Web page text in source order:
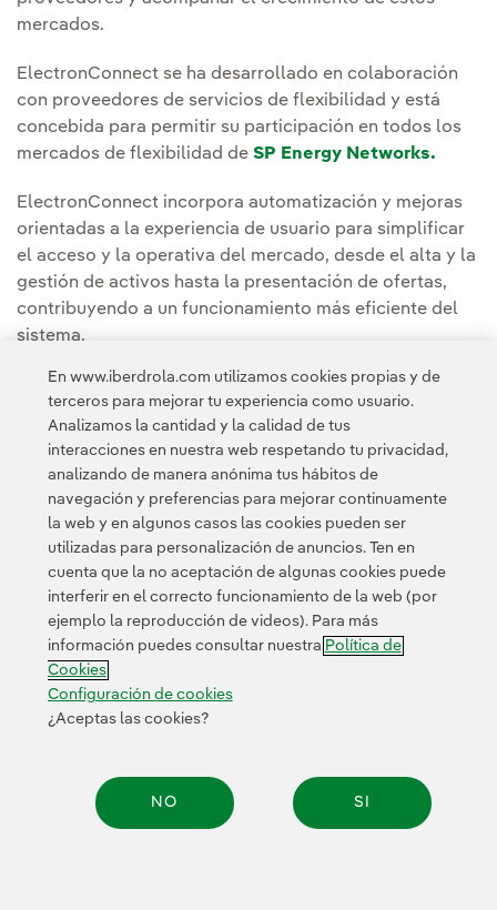
mercados.
ElectronConnect se ha desarrollado en colaboración
con proveedores de servicios de flexibilidad y está
concebida para permitir su participación en todos los
mercados de flexibilidad de SP Energy Networks.
ElectronConnect incorpora automatización y mejoras
orientadas a la experiencia de usuario para simplificar
el acceso y la operativa del mercado, desde el alta y la
gestión de activos hasta la presentación de ofertas,
contribuyendo a un funcionamiento más eficiente del
sistema.
Puedes leer la noticia completa en la Sala de
comunicación deScottishPower Energy Networks.
Contacta Política de Privacidad Información legal
Transparencia en el uso de la IA Política de cookies
Configuración de cookies Accesibilidad Canal de denuncias
© 2026 Iberdrola, S.A. Reservados todos los derechos.
En www.iberdrola.com utilizamos cookies propias y de
terceros para mejorar tu experiencia como usuario.
Analizamos la cantidad y la calidad de tus
interacciones en nuestra web respetando tu privacidad,
analizando de manera anónima tus hábitos de
navegación y preferencias para mejorar continuamente
la web y en algunos casos las cookies pueden ser
utilizadas para personalización de anuncios. Ten en
cuenta que la no aceptación de algunas cookies puede
interferir en el correcto funcionamiento de la web (por
ejemplo la reproducción de videos). Para más
información puedes consultar nuestra Política de
Cookies
Configuración de cookies
¿Aceptas las cookies?
NO SI